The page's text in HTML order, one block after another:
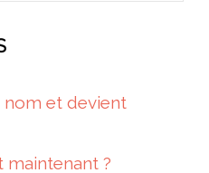
nom et devient
maintenant ?